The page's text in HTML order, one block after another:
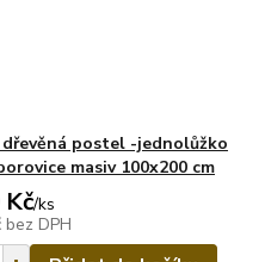
dřevěná postel -jednolůžko
masiv 100x200 cm
/ks
bez DPH